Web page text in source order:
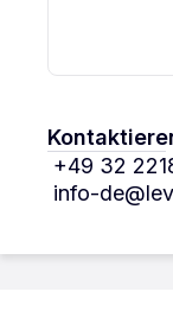
+49 32
info-